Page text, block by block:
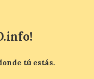
y
El
tú estás.